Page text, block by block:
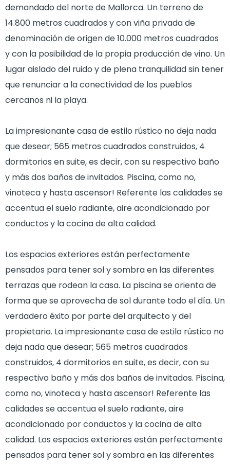
demandado del norte de Mallorca. Un terreno de
14.800 metros cuadrados y con viña privada de
denominación de origen de 10.000 metros cuadrados
y con la posibilidad de la propia producción de vino. Un
lugar aislado del ruido y de plena tranquilidad sin tener
que renunciar a la conectividad de los pueblos
cercanos ni la playa.
La impresionante casa de estilo rústico no deja nada
que desear; 565 metros cuadrados construidos, 4
dormitorios en suite, es decir, con su respectivo baño
y más dos baños de invitados. Piscina, como no,
vinoteca y hasta ascensor! Referente las calidades se
accentua el suelo radiante, aire acondicionado por
conductos y la cocina de alta calidad.
Los espacios exteriores están perfectamente
pensados para tener sol y sombra en las diferentes
terrazas que rodean la casa. La piscina se orienta de
forma que se aprovecha de sol durante todo el día. Un
verdadero éxito por parte del arquitecto y del
propietario. La impresionante casa de estilo rústico no
deja nada que desear; 565 metros cuadrados
construidos, 4 dormitorios en suite, es decir, con su
respectivo baño y más dos baños de invitados. Piscina,
como no, vinoteca y hasta ascensor! Referente las
calidades se accentua el suelo radiante, aire
acondicionado por conductos y la cocina de alta
calidad. Los espacios exteriores están perfectamente
pensados para tener sol y sombra en las diferentes